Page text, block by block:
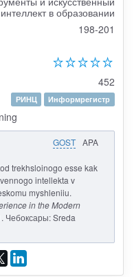
интеллект в образовании
198-201
452
РИНЦ
Информрегистр
GOST APA
trekhsloinogo esse kak
intellekta v
myshleniiu.
in the Modern
Чебоксары: Sreda